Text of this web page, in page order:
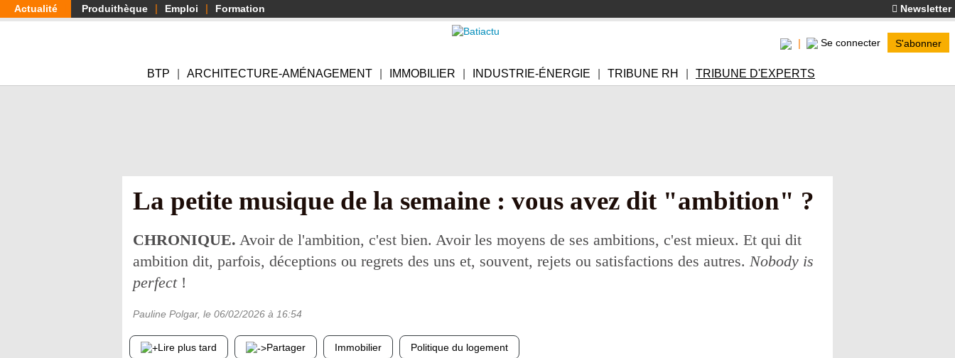
Aller
au
Actualité Produithèque Emploi Formation Newsletter
Se connecter S'abonner
BTP ARCHITECTURE-AMÉNAGEMENT IMMOBILIER INDUSTRIE-ÉNERGIE TRIBUNE RH TRIBUNE D'EXPERTS
La petite musique de la semaine : vous avez dit "ambition" ?
CHRONIQUE. Avoir de l'ambition, c'est bien. Avoir les moyens de ses ambitions, c'est mieux. Et qui dit
ambition dit, parfois, déceptions ou regrets des uns et, souvent, rejets ou satisfactions des autres. Nobody is
perfect!
Pauline Polgar, le 06/02/2026 à 16:54
Lire plus tard Partager Immobilier Politique du logement